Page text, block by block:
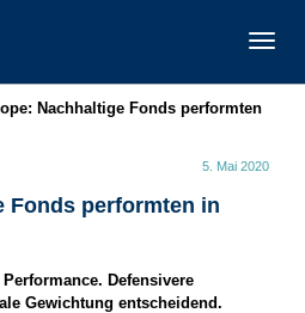
Nachhaltige Fonds performten
5. Mai 2020
Fonds performten in
Defensivere
Gewichtung entscheidend.